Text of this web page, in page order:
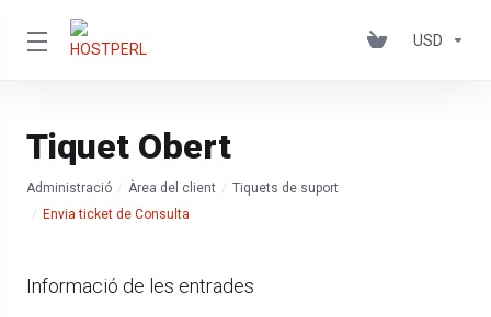
USD
Tiquet Obert
Administració Àrea del client
Tiquets de suport
Envia ticket de Consulta
Informació de les entrades